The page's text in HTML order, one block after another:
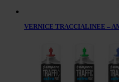
VERNICE TRACCIALINEE –